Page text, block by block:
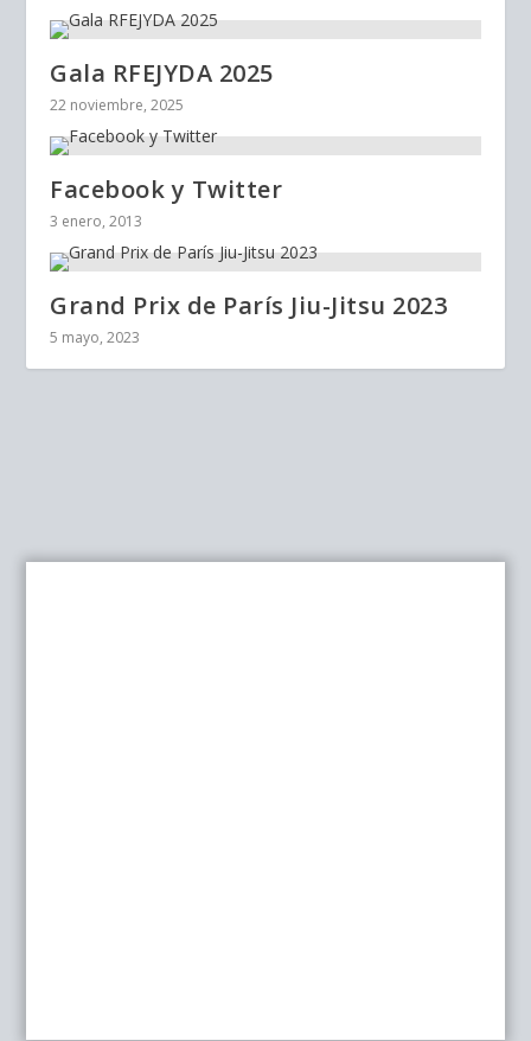
Gala RFEJYDA 2025
22 noviembre, 2025
Facebook y Twitter
3 enero, 2013
Grand Prix de París Jiu-Jitsu 2023
5 mayo, 2023